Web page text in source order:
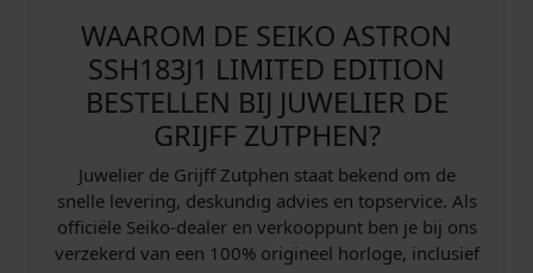
WAAROM DE SEIKO ASTRON
SSH183J1 LIMITED EDITION
BESTELLEN BIJ JUWELIER DE
GRIJFF ZUTPHEN?
Juwelier de Grijff Zutphen staat bekend om de
snelle levering, deskundig advies en topservice. Als
officiële Seiko-dealer en verkooppunt ben je bij ons
verzekerd van een 100% origineel horloge, inclusief